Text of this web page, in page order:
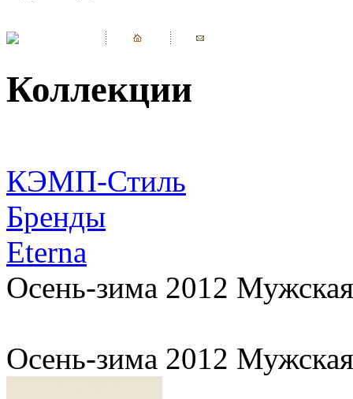
Коллекции
КЭМП-Стиль
Бренды
Eterna
Осень-зима 2012
Осень-зима 2012